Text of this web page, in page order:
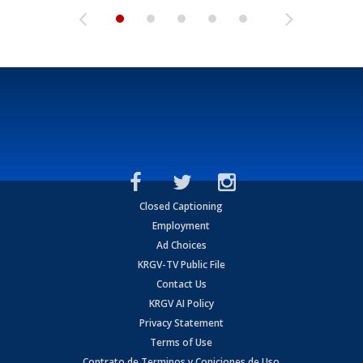
Closed Captioning
Employment
Ad Choices
KRGV-TV Public File
Contact Us
KRGV AI Policy
Privacy Statement
Terms of Use